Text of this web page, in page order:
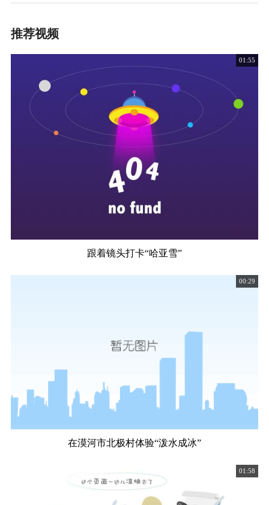
推荐视频
跟着镜头打卡“哈亚雪”
01:55
在漠河市北极村体验“泼水成冰”
00:29
01:58